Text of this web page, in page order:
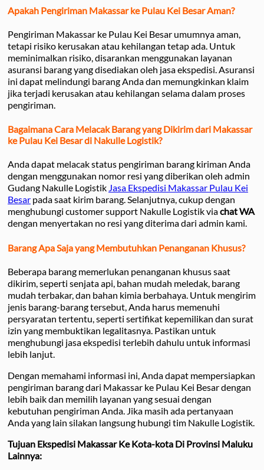
Apakah Pengiriman Makassar ke Pulau Kei Besar Aman?
Pengiriman Makassar ke Pulau Kei Besar umumnya aman,
tetapi risiko kerusakan atau kehilangan tetap ada. Untuk
meminimalkan risiko, disarankan menggunakan layanan
asuransi barang yang disediakan oleh jasa ekspedisi. Asuransi
ini dapat melindungi barang Anda dan memungkinkan klaim
jika terjadi kerusakan atau kehilangan selama dalam proses
pengiriman.
Bagaimana Cara Melacak Barang yang Dikirim dari Makassar
ke Pulau Kei Besar di Nakulle Logistik?
Anda dapat melacak status pengiriman barang kiriman Anda
dengan menggunakan nomor resi yang diberikan oleh admin
Gudang Nakulle Logistik Jasa Ekspedisi Makassar Pulau Kei
Besar pada saat kirim barang. Selanjutnya, cukup dengan
menghubungi customer support Nakulle Logistik viachat WA
dengan menyertakan no resi yang diterima dari admin kami.
Barang Apa Saja yang Membutuhkan Penanganan Khusus?
Beberapa barang memerlukan penanganan khusus saat
dikirim, seperti senjata api, bahan mudah meledak, barang
mudah terbakar, dan bahan kimia berbahaya. Untuk mengirim
jenis barang-barang tersebut, Anda harus memenuhi
persyaratan tertentu, seperti sertifikat kepemilikan dan surat
izin yang membuktikan legalitasnya. Pastikan untuk
menghubungi jasa ekspedisi terlebih dahulu untuk informasi
lebih lanjut.
Dengan memahami informasi ini, Anda dapat mempersiapkan
pengiriman barang dari Makassar ke Pulau Kei Besar dengan
lebih baik dan memilih layanan yang sesuai dengan
kebutuhan pengiriman Anda. Jika masih ada pertanyaan
Anda yang lain silakan langsung hubungi tim Nakulle Logistik.
Tujuan Ekspedisi Makassar Ke Kota-kota Di Provinsi Maluku
Lainnya: